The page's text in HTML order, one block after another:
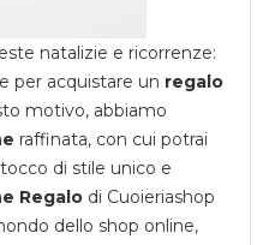
natalizie e ricorrenze:
per acquistare un regalo
motivo, abbiamo
raffinata, con cui potrai
di stile unico e
Regalo di Cuoieriashop
dello shop online,